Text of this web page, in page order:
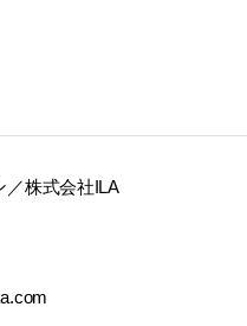
／株式会社ILA